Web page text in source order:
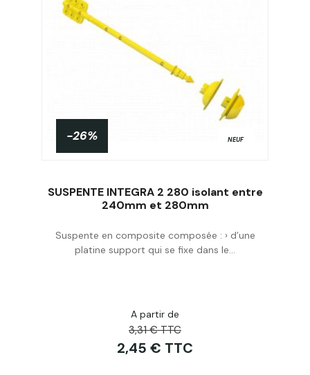
Acheter
-26% NEUF
SUSPENTE INTEGRA 2 280 isolant entre
240mm et 280mm
Suspente en composite composée : › d’une
platine support qui se fixe dans le...
A partir de
3,31 € TTC
2,45 € TTC